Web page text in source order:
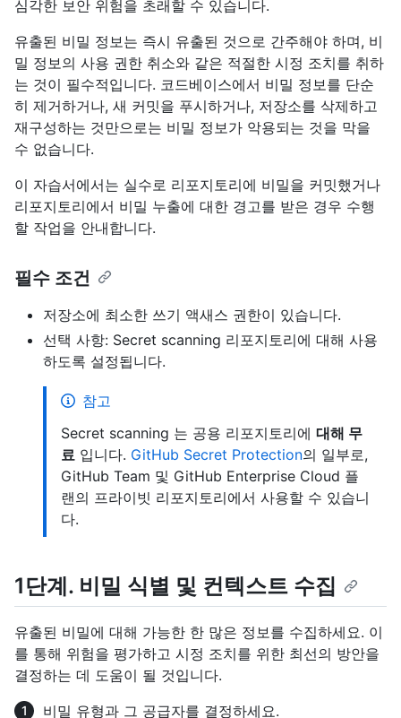
심각한 보안 위험을 초래할 수 있습니다.
유출된 비밀 정보는 즉시 유출된 것으로 간주해야 하며, 비
밀 정보의 사용 권한 취소와 같은 적절한 시정 조치를 취하
는 것이 필수적입니다. 코드베이스에서 비밀 정보를 단순
히 제거하거나, 새 커밋을 푸시하거나, 저장소를 삭제하고
재구성하는 것만으로는 비밀 정보가 악용되는 것을 막을
수 없습니다.
이 자습서에서는 실수로 리포지토리에 비밀을 커밋했거나
리포지토리에서 비밀 누출에 대한 경고를 받은 경우 수행
할 작업을 안내합니다.
필수 조건
저장소에 최소한 쓰기 액새스 권한이 있습니다.
선택 사항: Secret scanning 리포지토리에 대해 사용
하도록 설정됩니다.
참고
Secret scanning 는 공용 리포지토리에 대해 무
료 입니다. GitHub Secret Protection의 일부로,
GitHub Team 및 GitHub Enterprise Cloud 플
랜의 프라이빗 리포지토리에서 사용할 수 있습니
다.
1단계. 비밀 식별 및 컨텍스트 수집
유출된 비밀에 대해 가능한 한 많은 정보를 수집하세요. 이
를 통해 위험을 평가하고 시정 조치를 위한 최선의 방안을
결정하는 데 도움이 될 것입니다.
비밀 유형과 그 공급자를 결정하세요.